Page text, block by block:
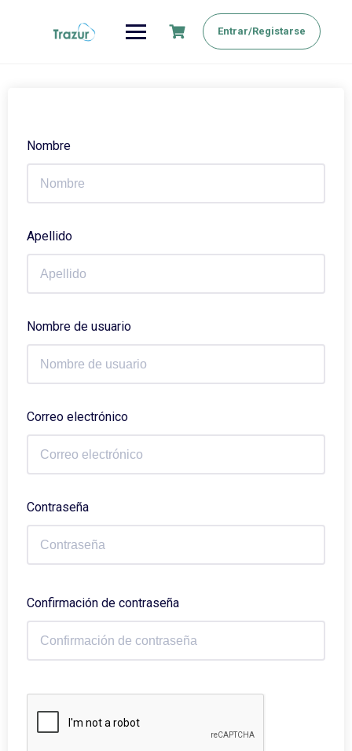
Entrar/Registarse
Nombre
Apellido
Nombre de usuario
Correo electrónico
Contraseña
Confirmación de contraseña